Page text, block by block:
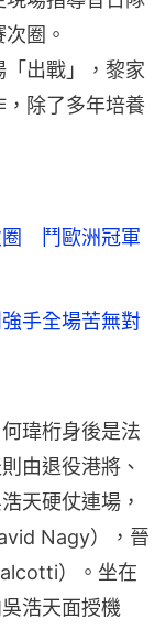
圈。
出戰」，黎家
除了多年培養
圈 鬥歐洲冠軍
手全場苦無對
瑋桁身後是法
由退役港將、
天硬仗連場，
Nagy），晉
）。坐在
浩天面授機